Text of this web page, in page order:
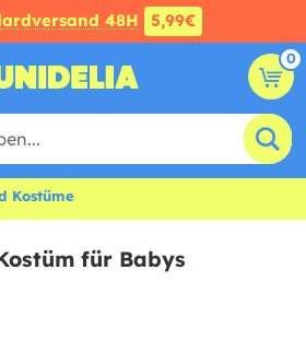
48H 5,99€
0
Kostüme
für Babys